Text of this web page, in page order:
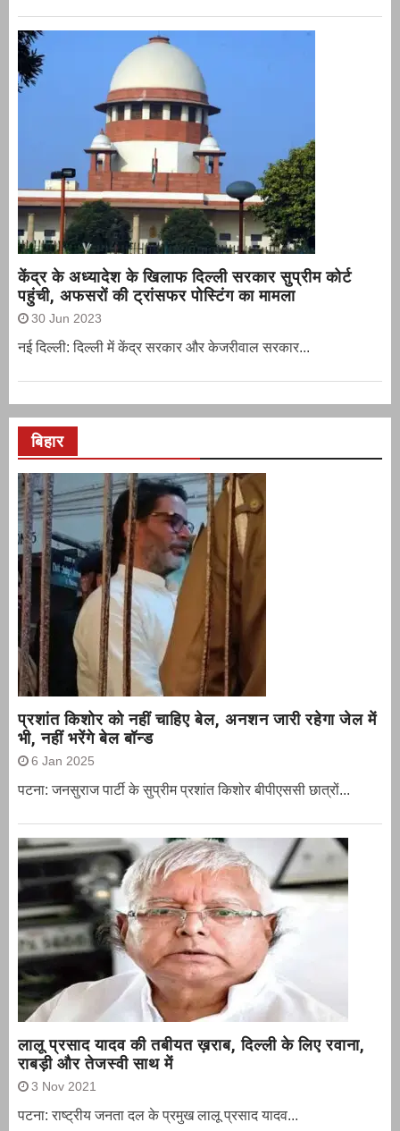
केंद्र के अध्यादेश के खिलाफ दिल्ली सरकार सुप्रीम कोर्ट
पहुंची, अफसरों की ट्रांसफर पोस्टिंग का मामला
30 Jun 2023
नई दिल्‍ली: दिल्ली में केंद्र सरकार और केजरीवाल सरकार...
बिहार
प्रशांत किशोर को नहीं चाहिए बेल, अनशन जारी रहेगा जेल में
भी, नहीं भरेंगे बेल बॉन्ड
6 Jan 2025
पटना: जनसुराज पार्टी के सुप्रीम प्रशांत किशोर बीपीएससी छात्रों...
लालू प्रसाद यादव की तबीयत ख़राब, दिल्ली के लिए रवाना,
राबड़ी और तेजस्वी साथ में
3 Nov 2021
पटना: राष्ट्रीय जनता दल के प्रमुख लालू प्रसाद यादव...